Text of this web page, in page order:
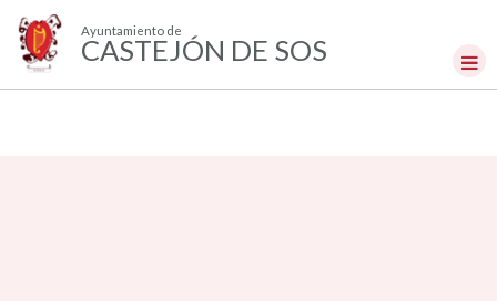
Ayuntamiento de
CASTEJÓN DE SOS